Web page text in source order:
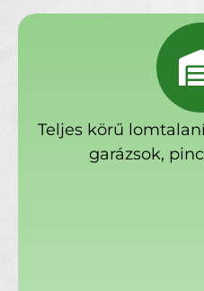
Teljes körű
garázsok,